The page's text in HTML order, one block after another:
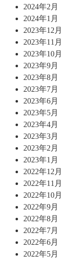
2024年2月
2024年1月
2023年12月
2023年11月
2023年10月
2023年9月
2023年8月
2023年7月
2023年6月
2023年5月
2023年4月
2023年3月
2023年2月
2023年1月
2022年12月
2022年11月
2022年10月
2022年9月
2022年8月
2022年7月
2022年6月
2022年5月